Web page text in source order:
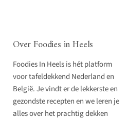
Over Foodies in Heels
Foodies In Heels is hét platform
voor tafeldekkend Nederland en
België. Je vindt er de lekkerste en
gezondste recepten en we leren je
alles over het prachtig dekken